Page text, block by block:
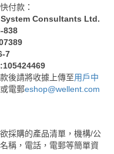
付款：
System Consultants Ltd.
838
7
:105424469
後請將收據上傳至用戶中
或電郵eshop@wellent.com
採購的產品清單，機構/公
稱，電話，電郵等簡單資